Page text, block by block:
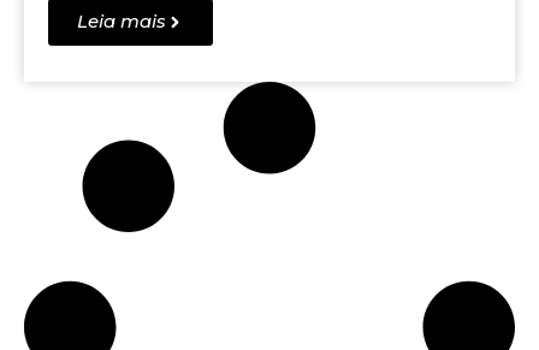
Leia mais